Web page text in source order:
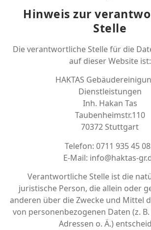
Hinweis zur
Stelle
Die verantwortliche Stelle für die
auf dieser Website ist:
HAKTAS
Dienstleistungen
Inh. Hakan Tas
Taubenheimstr.110
70372 Stuttgart
Telefon: 0711 935 45
E-Mail: info@haktas-
Verantwortliche Stelle ist die
juristische Person, die allein oder
anderen über die Zwecke und Mittel
von personenbezogenen Daten (z.
Adressen o. Ä.)